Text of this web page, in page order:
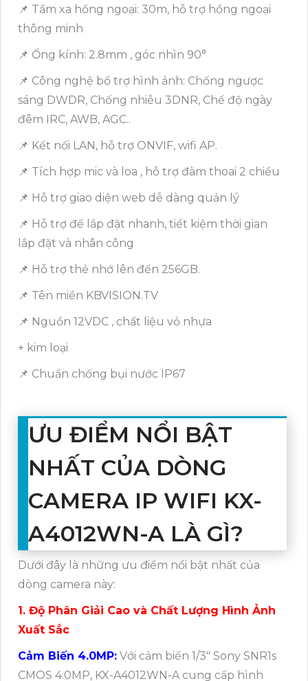
📌 Tầm xa hồng ngoại: 30m, hỗ trợ hồng ngoại
thông minh
📌 Ống kính: 2.8mm , góc nhìn 90°
📌 Công nghệ bổ trợ hình ảnh: Chống ngược
sáng DWDR, Chống nhiễu 3DNR, Chế độ ngày
đêm IRC, AWB, AGC..
📌 Kết nối LAN, hỗ trợ ONVIF, wifi AP.
📌 Tích hợp mic và loa , hỗ trợ đàm thoai 2 chiều
📌 Hỗ trợ giao diện web dễ dàng quản lý
📌 Hỗ trợ đế lắp đặt nhanh, tiết kiệm thời gian
lắp đặt và nhân công
📌 Hỗ trợ thẻ nhớ lên đến 256GB.
📌 Tên miền KBVISION.TV
📌 Nguồn 12VDC , chất liệu vỏ nhựa
+ kim loại
📌 Chuẩn chống bụi nước IP67
ƯU ĐIỂM NỔI BẬT
NHẤT CỦA DÒNG
CAMERA IP WIFI KX-
A4012WN-A LÀ GÌ?
Dưới đây là những ưu điểm nổi bật nhất của
dòng camera này:
1. Độ Phân Giải Cao và Chất Lượng Hình Ảnh
Xuất Sắc
Cảm Biến 4.0MP: Với cảm biến 1/3" Sony SNR1s
CMOS 4.0MP, KX-A4012WN-A cung cấp hình